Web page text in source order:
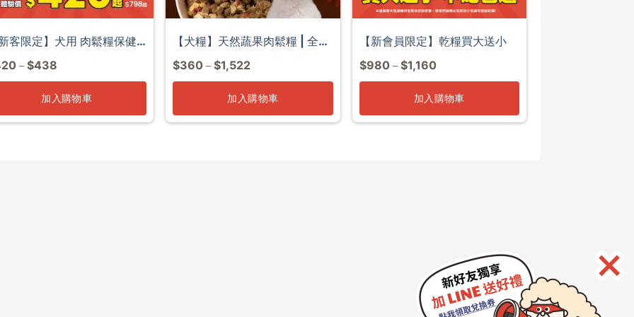
新客限定】犬用 肉鬆糧保健
組–$438
加入購物車
【犬糧】天然蔬果肉鬆糧 | 全齡
犬適用
$360 –$1,522
加入購物車
【新會員限定】乾糧買大送小
$980–$1,160
加入購物車